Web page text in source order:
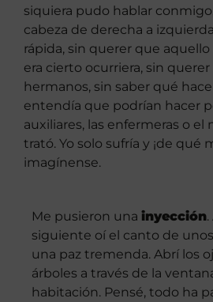
siquiera pudo hablar
cabeza de derecha a
rápida, sin querer que
era cierto ocurriera, sin
hermanos, sin saber qué
entendía que podrían hacer
auxiliares, las enfermeras o
trató. Yo solo sufría y ¡de qué
imagínense.
Me pusieron una inyección
siguiente oí el canto de
una paz tremenda. Abrí los
árboles a través de la
habitación. Pensé, todo ha